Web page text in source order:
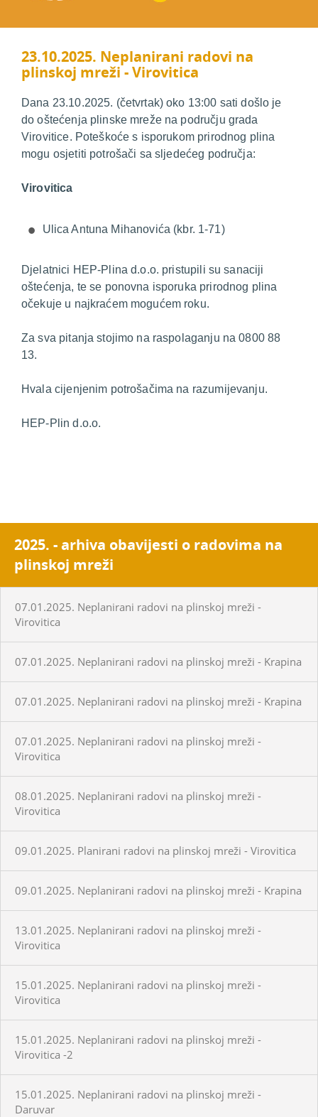
23.10.2025. Neplanirani radovi na
plinskoj mreži - Virovitica
Dana 23.10.2025. (četvrtak) oko 13:00 sati došlo je
do oštećenja plinske mreže na području grada
Virovitice. Poteškoće s isporukom prirodnog plina
mogu osjetiti potrošači sa sljedećeg područja:
Virovitica
Ulica Antuna Mihanovića (kbr. 1-71)
Djelatnici HEP-Plina d.o.o. pristupili su sanaciji
oštećenja, te se ponovna isporuka prirodnog plina
očekuje u najkraćem mogućem roku.
Za sva pitanja stojimo na raspolaganju na 0800 88
13.
Hvala cijenjenim potrošačima na razumijevanju.
HEP-Plin d.o.o.
2025. - arhiva obavijesti o radovima na
plinskoj mreži
07.01.2025. Neplanirani radovi na plinskoj mreži -
Virovitica
07.01.2025. Neplanirani radovi na plinskoj mreži - Krapina
07.01.2025. Neplanirani radovi na plinskoj mreži - Krapina
07.01.2025. Neplanirani radovi na plinskoj mreži -
Virovitica
08.01.2025. Neplanirani radovi na plinskoj mreži -
Virovitica
09.01.2025. Planirani radovi na plinskoj mreži - Virovitica
09.01.2025. Neplanirani radovi na plinskoj mreži - Krapina
13.01.2025. Neplanirani radovi na plinskoj mreži -
Virovitica
15.01.2025. Neplanirani radovi na plinskoj mreži -
Virovitica
15.01.2025. Neplanirani radovi na plinskoj mreži -
Virovitica -2
15.01.2025. Neplanirani radovi na plinskoj mreži -
Daruvar